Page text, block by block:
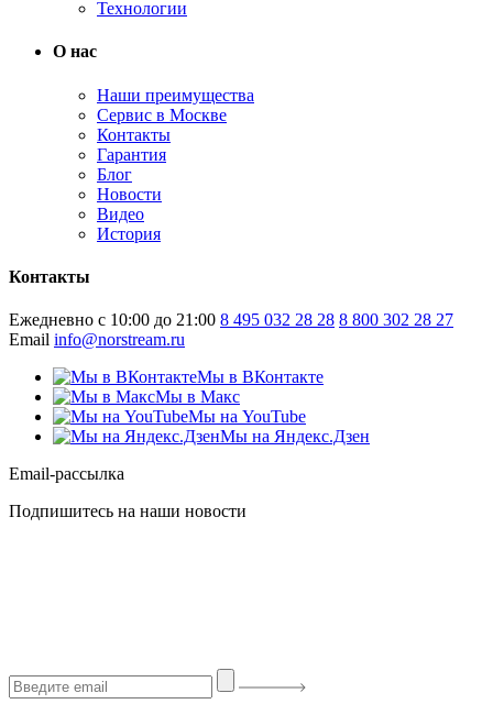
Технологии
О нас
Наши преимущества
Сервис в Москве
Контакты
Гарантия
Блог
Новости
Видео
История
Контакты
Ежедневно с 10:00 до 21:00 8 495 032 28 28 8 800 302 28 27
Email info@norstream.ru
Мы в ВКонтакте
Мы в Макс
Мы на YouTube
Мы на Яндекс.Дзен
Email-рассылка
Подпишитесь на наши новости